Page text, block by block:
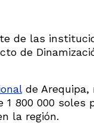
de las
de
de Arequipa,
800 000 soles
la región.